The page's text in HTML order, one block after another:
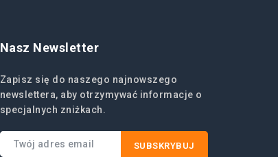
Nasz Newsletter
Zapisz się do naszego najnowszego
newslettera, aby otrzymywać informacje o
specjalnych zniżkach.